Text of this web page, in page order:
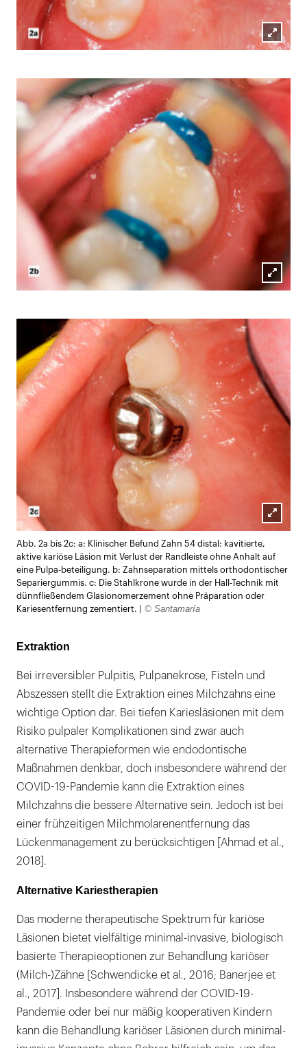
Abb. 2a bis 2c: a: Klinischer Befund Zahn 54 distal: kavitierte,
aktive kariöse Läsion mit Verlust der Randleiste ohne Anhalt auf
eine Pulpa-beteiligung. b: Zahnseparation mittels orthodontischer
Separiergummis. c: Die Stahlkrone wurde in der Hall-Technik mit
dünnfließendem Glasionomerzement ohne Präparation oder
Kariesentfernung zementiert. |
© Santamaría
Extraktion
Bei irreversibler Pulpitis, Pulpanekrose, Fisteln und
Abszessen stellt die Extraktion eines Milchzahns eine
wichtige Option dar. Bei tiefen Kariesläsionen mit dem
Risiko pulpaler Komplikationen sind zwar auch
alternative Therapieformen wie endodontische
Maßnahmen denkbar, doch insbesondere während der
COVID-19-Pandemie kann die Extraktion eines
Milchzahns die bessere Alternative sein. Jedoch ist bei
einer frühzeitigen Milchmolarenentfernung das
Lückenmanagement zu berücksichtigen [Ahmad et al.,
2018].
Alternative Kariestherapien
Das moderne therapeutische Spektrum für kariöse
Läsionen bietet vielfältige minimal-invasive, biologisch
basierte Therapieoptionen zur Behandlung kariöser
(Milch-)Zähne [Schwendicke et al., 2016; Banerjee et
al., 2017]. Insbesondere während der COVID-19-
Pandemie oder bei nur mäßig kooperativen Kindern
kann die Behandlung kariöser Läsionen durch minimal-